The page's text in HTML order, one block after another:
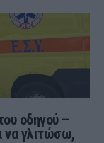
οδηγού –
να γλιτώσω,